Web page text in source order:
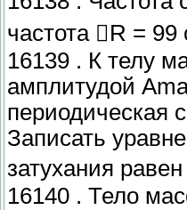
частота R =
16139 . К телу
амплитудой
периодическая
Записать
затухания
16140 . Тело